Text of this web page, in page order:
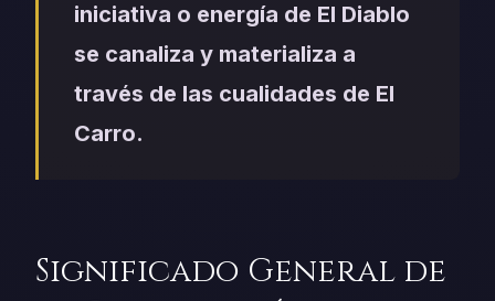
iniciativa o energía de El Diablo
se canaliza y materializa a
través de las cualidades de El
Carro.
Significado General de